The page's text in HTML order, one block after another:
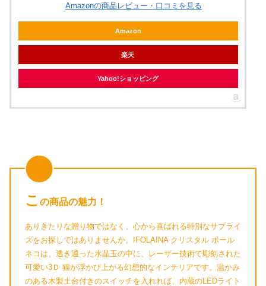
Amazonの商品レビュー・口コミを見る
Amazon
楽天
Yahoo!ショッピング
こ の商品の魅力！
ありきたりな贈り物ではなく、心から喜ばれる特別なサプライ
ズをお探しではありませんか。IFOLAINA クリスタル ボール
ネコは、透き通った水晶玉の中に、レーザー技術で彫刻された
可愛い3Ｄ 猫が浮かび上がる幻想的なインテリアです。温かみ
のある木製土台付きのスイッチを入れれば、内蔵のLEDライト